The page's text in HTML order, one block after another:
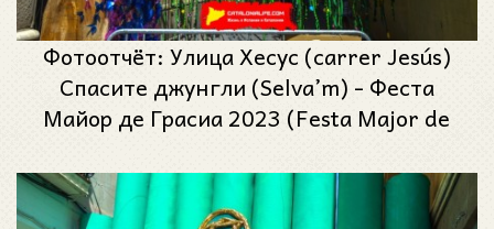
Фотоотчёт: Улица Хесус (carrer Jesús)
Спасите джунгли (Selva’m) - Феста
Майор де Грасиа 2023 (Festa Major de